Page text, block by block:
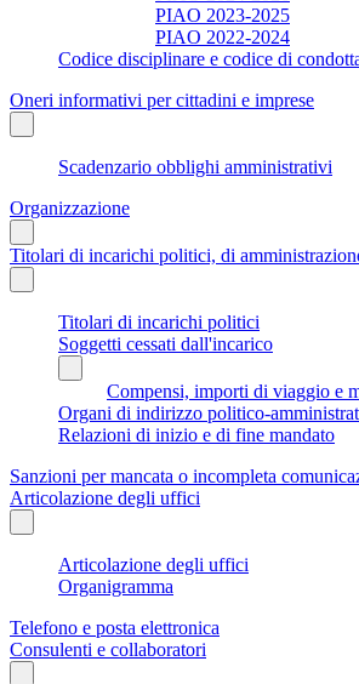
PIAO 2023-2025
PIAO 2022-2024
Codice disciplinare e codice di
Oneri informativi per cittadini e imprese
Scadenzario obblighi amministrativi
Organizzazione
Titolari di incarichi politici, di
Titolari di incarichi politici
Soggetti cessati dall'incarico
Compensi, importi di viaggio e
Organi di indirizzo politico-
Relazioni di inizio e di fine mandato
Sanzioni per mancata o incompleta
Articolazione degli uffici
Articolazione degli uffici
Organigramma
Telefono e posta elettronica
Consulenti e collaboratori